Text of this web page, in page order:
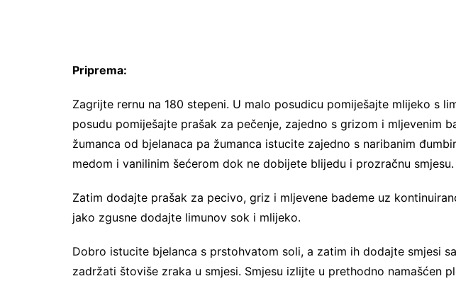
Priprema:
Zagrijte rernu na 180 stepeni. U malo posudicu pomiješajte mlijeko s
posudu pomiješajte prašak za pečenje, zajedno s grizom i mljevenim
žumanca od bjelanaca pa žumanca istucite zajedno s naribanim
medom i vanilinim šećerom dok ne dobijete blijedu i prozračnu smjesu.
Zatim dodajte prašak za pecivo, griz i mljevene bademe uz
jako zgusne dodajte limunov sok i mlijeko.
Dobro istucite bjelanca s prstohvatom soli, a zatim ih dodajte smjesi
zadržati štoviše zraka u smjesi. Smjesu izlijte u prethodno namašćen